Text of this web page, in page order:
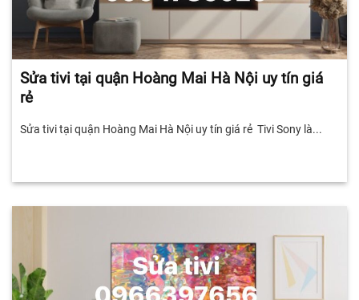
Sửa tivi tại quận Hoàng Mai Hà Nội uy tín giá
rẻ
Sửa tivi tại quận Hoàng Mai Hà Nội uy tín giá rẻ Tivi Sony là...